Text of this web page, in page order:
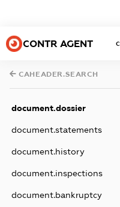
CONTR AGENT
CAHEADER.SEARCH
document.dossier
document.statements
document.history
document.inspections
document.bankruptcy